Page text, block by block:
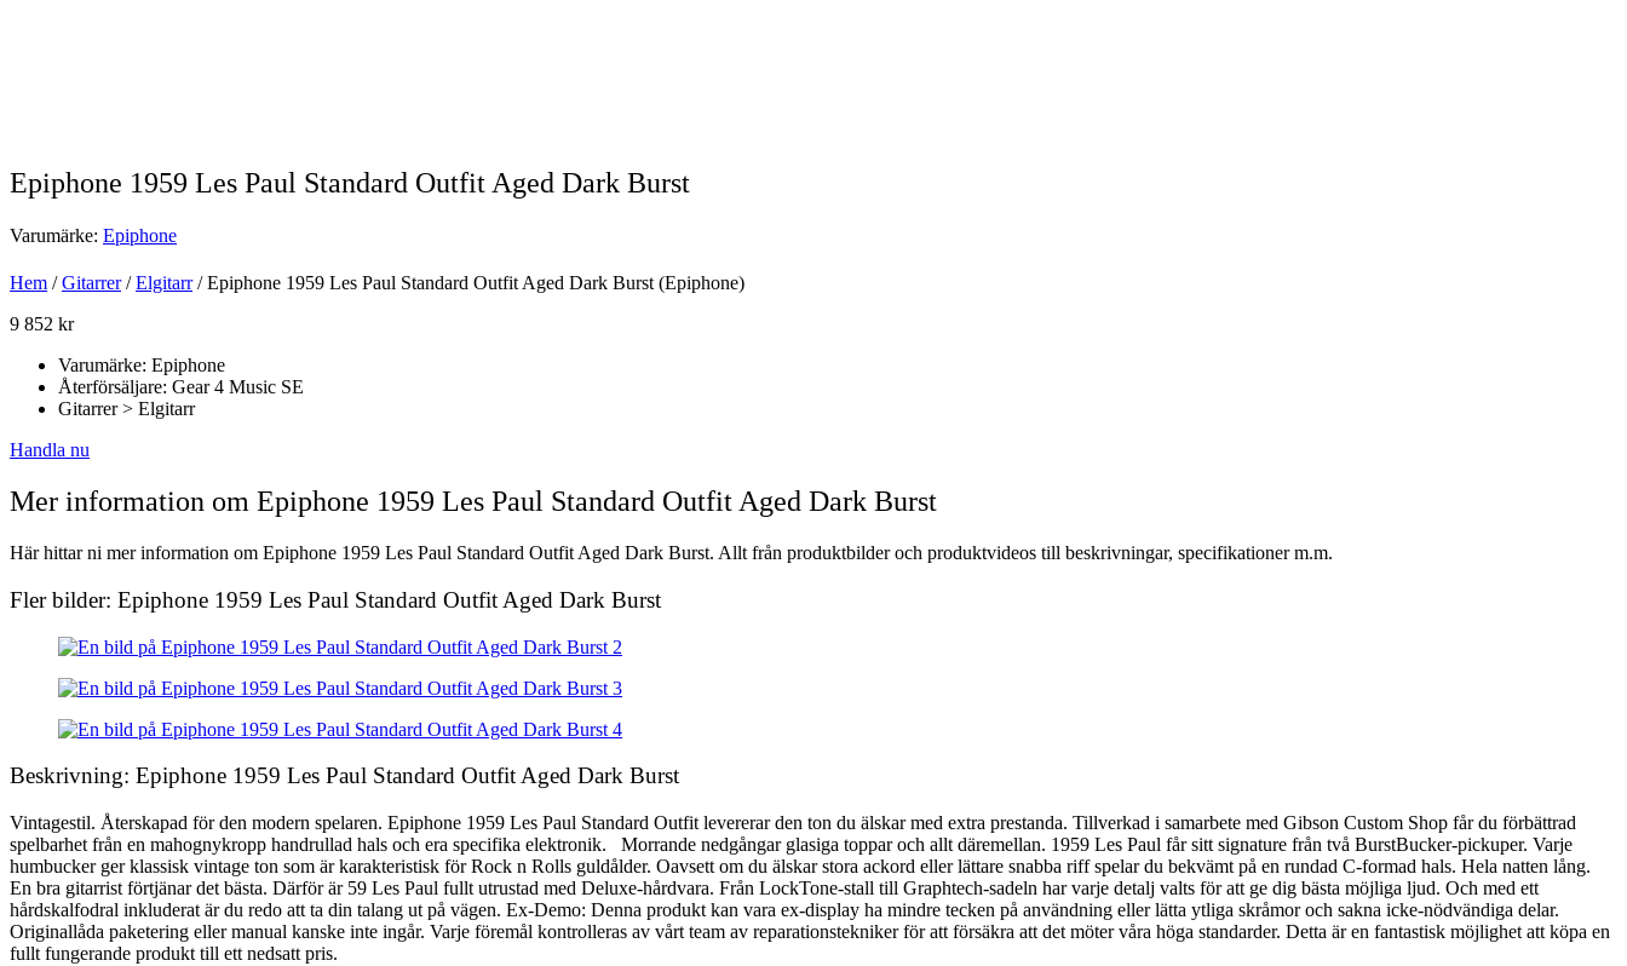
Epiphone 1959 Les Paul Standard Outfit Aged Dark Burst
Varumärke: Epiphone
Hem /Gitarrer/Elgitarr/ Epiphone 1959 Les Paul Standard Outfit Aged Dark Burst (Epiphone)
9 852 kr
Varumärke: Epiphone
Återförsäljare: Gear 4 Music SE
Gitarrer > Elgitarr
Handla nu
Mer information om Epiphone 1959 Les Paul Standard Outfit Aged Dark Burst
Här hittar ni mer information om Epiphone 1959 Les Paul Standard Outfit Aged Dark Burst. Allt från produktbilder och produktvideos till beskrivningar, specifikationer m.m.
Fler bilder: Epiphone 1959 Les Paul Standard Outfit Aged Dark Burst
Beskrivning: Epiphone 1959 Les Paul Standard Outfit Aged Dark Burst
Vintagestil. Återskapad för den modern spelaren. Epiphone 1959 Les Paul Standard Outfit levererar den ton du älskar med extra prestanda. Tillverkad i samarbete med Gibson Custom Shop får du förbättrad
spelbarhet från en mahognykropp handrullad hals och era specifika elektronik. Morrande nedgångar glasiga toppar och allt däremellan. 1959 Les Paul får sitt signature från två BurstBucker-pickuper. Varje
humbucker ger klassisk vintage ton som är karakteristisk för Rock n Rolls guldålder. Oavsett om du älskar stora ackord eller lättare snabba riff spelar du bekvämt på en rundad C-formad hals. Hela natten lång.
En bra gitarrist förtjänar det bästa. Därför är 59 Les Paul fullt utrustad med Deluxe-hårdvara. Från LockTone-stall till Graphtech-sadeln har varje detalj valts för att ge dig bästa möjliga ljud. Och med ett
hårdskalfodral inkluderat är du redo att ta din talang ut på vägen. Ex-Demo: Denna produkt kan vara ex-display ha mindre tecken på användning eller lätta ytliga skråmor och sakna icke-nödvändiga delar.
Originallåda paketering eller manual kanske inte ingår. Varje föremål kontrolleras av vårt team av reparationstekniker för att försäkra att det möter våra höga standarder. Detta är en fantastisk möjlighet att köpa en
fullt fungerande produkt till ett nedsatt pris.